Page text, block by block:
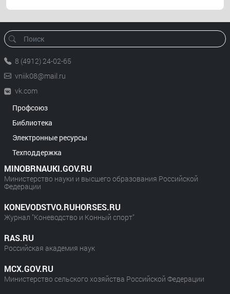
8 (4912) 24-02-65
vniik08@mail.ru
vk.com
Профсоюз
Библиотека
Электронные ресурсы
Техподдержка
MINOBRNAUKI.GOV.RU
Министерство науки и высшего образования Российской
Федерации
KONEVODSTVO.RUHORSES.RU
Журнал "Коневодство и Конный спорт"
RAS.RU
Российская академия наук
MCX.GOV.RU
Министерство сельского хозяйства Российской Федерации